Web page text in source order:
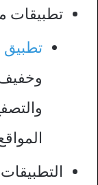
تطبيقات
تطبيق
وخفيف
التطبيقات